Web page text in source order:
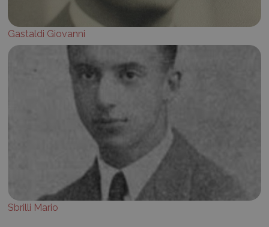
Gastaldi Giovanni
Sbrilli Mario